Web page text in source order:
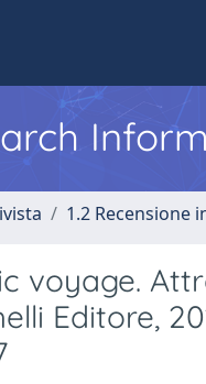
1.2 Recensione
voyage.
Editore,